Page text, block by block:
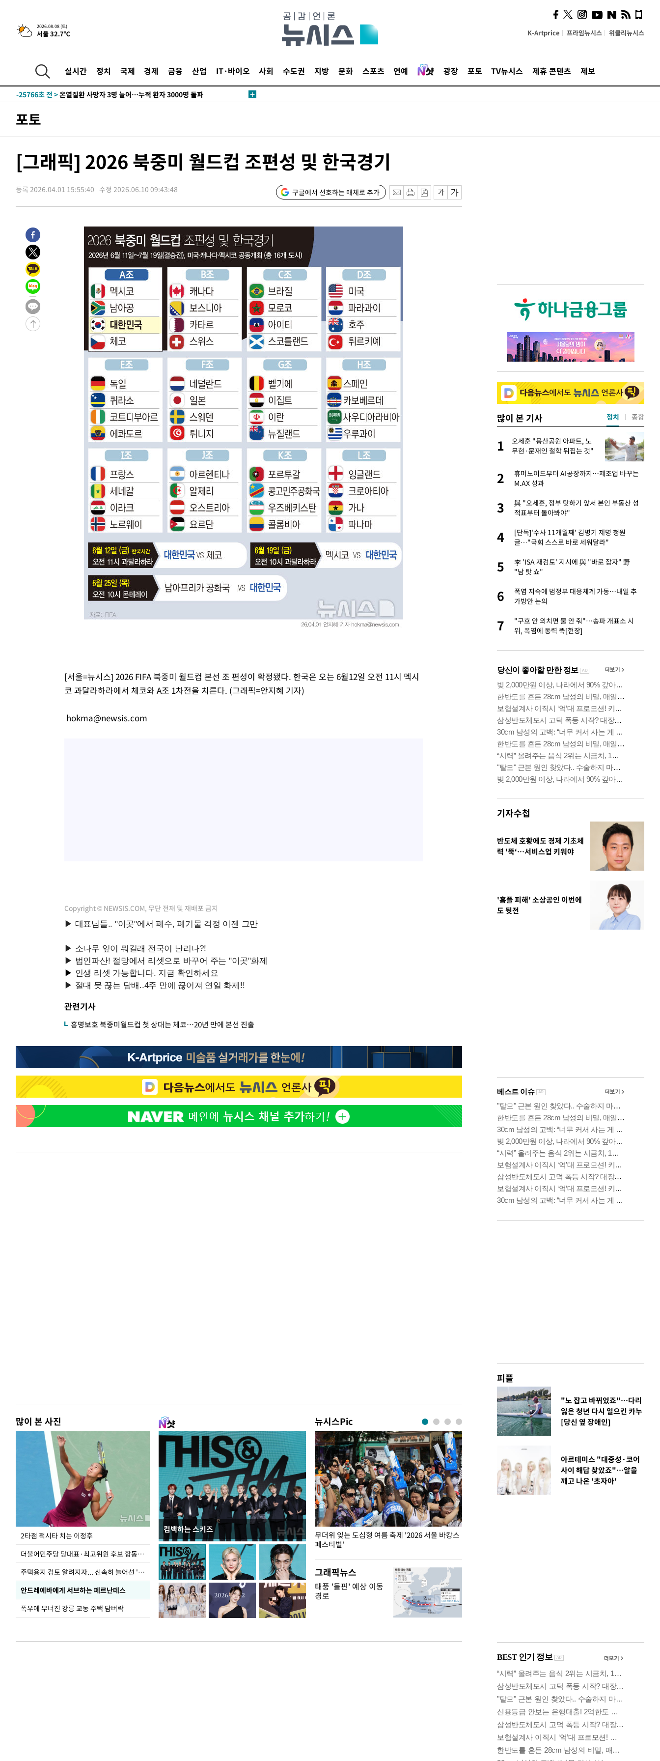
2026.08.08 (토)
서울 32.7℃ K-Artprice 프라임뉴시스 위클리뉴시스
실시간 정치 국제 경제 금융 산업 IT·바이오 사회 수도권 지방 문화 스포츠 연예 광장 포토 TV뉴시스 제휴 콘텐츠 제보
4시간 전 >[속보]뉴욕증시 상승 마감…S&P 0.6% 나스닥 1.3%↑
-27015초 전 >
[속보]이강인 "감독님이 원하는 마음 느꼈고, 많은 트로피 원해 아
틀레티코 이적"
-26797초 전 >
-25766초 전 >온열질환 사망자 3명 늘어…누적 환자 3000명 돌파
-15818초 전 >
-13528초 전 >선재도서 해루질 나섰다 실종 60대, 닷새 만에 숨진 채 발견
-10438초 전 > 여수 오동도 해상서 모터보트 전복…1명 사망·1명 실종
주 날씨]
-3683초 전 >축구협회 "압수수색·성접대 논란 사과…쇄신의 기회로 삼겠다"
-2200초 전 >[속보]'압수수색·성접대 논란' 축구협회 "실망과 걱정 안겨드려 죄
4시간 전 >
[속보]뉴욕증시 상승 마감…S&P 0.6% 나스닥 1.3%↑
-27745초 전 >
낮 최고 35도 '무더위'…동해안 시간당 30㎜ '강한 비'[내일날씨]
-27015초 전 >
[속보]이강인 "감독님이 원하는 마음 느꼈고, 많은 트로피 원해 아
틀레티코 이적"
-26797초 전 >
수도권 40도 육박 '펄펄'…동해안 일부 지역엔 호의주의보
-25766초 전 >
온열질환 사망자 3명 늘어…누적 환자 3000명 돌파
-19711초 전 >
강릉에 시간당 81.4㎜ 물폭탄…도로 잠기고 담벼락 붕괴
-15818초 전 >
백운산서 80년근 천종산삼 9뿌리 발견…감정가 1.3억원
-13528초 전 >
선재도서 해루질 나섰다 실종 60대, 닷새 만에 숨진 채 발견
남자 농구, 나고야 아시안게임서 '홈팀' 일본과 한일전
여수 오동도 해상서 모터보트 전복…1명 사망·1명 실종
극한폭염 한풀 꺾이지만…'낮 최고 35도' 무더위, 열대야 계속[다음
축구협회 "압수수색·성접대 논란 사과…쇄신의 기회로 삼겠다"
[속보]'압수수색·성접대 논란' 축구협회 "실망과 걱정 안겨드려 죄
'최고 37도' 폭염 지속…강원동해안 최대 150㎜ 비
[속보]뉴욕증시 상승 마감…S&P 0.6% 나스닥 1.3%↑
포토
[그래픽] 2026 북중미 월드컵 조편성 및 한국경기
등록 2026.04.01 15:55:40 수정 2026.06.10 09:43:48 구글에서 선호하는 매체로 추가
[서울=뉴시스] 2026 FIFA 북중미 월드컵 본선 조 편성이 확정됐다. 한국은 오는 6월12일 오전 11시 멕시
코 과달라하라에서 체코와 A조 1차전을 치른다. (그래픽=안지혜 기자)
hokma@newsis.com
Copyright © NEWSIS.COM, 무단 전재 및 재배포 금지
관련기사
홍명보호 북중미월드컵 첫 상대는 체코…20년 만에 본선 진출
많이 본 사진
2타점 적시타 치는 이정후
더불어민주당 당대표·최고위원 후보 합동연설회
주택용지 검토 알려지자... 신속히 늘어선 '근조화환'
안드레예바에게 서브하는 페르난데스
폭우에 무너진 강릉 교동 주택 담벼락
컴백하는 스키즈
뉴시스Pic
청와대 일주일
무더위 잊는 도심형 여름 축제 '2026 서울 바캉스
페스티벌'
그래픽뉴스
태풍 '돌핀' 예상 이동
경로
많이 본 기사
1
"창 3개 띄워도 답답함 없
네"…'폴드8 울트라', 일주일
써보니
2
오세훈 "용산공원 아파트, 노무현·문재인 철
학 뒤집는 것"
3
4
'폭염 휴식기' 프로야구 10개 구단, 훈련·휴
식 병행…"야외 훈련 해도 안전 최우선"
5
휴머노이드부터 AI공장까지…제조업 바꾸는
6
장 "다시 돌아올 생각?"
7
'덜 똘똘한 한 채' 시대 오나…20억대 아파트
1
오세훈 "용산공원 아파트, 노
무현·문재인 철학 뒤집는 것"
2
휴머노이드부터 AI공장까지…제조업 바꾸는
M.AX 성과
3
與 "오세훈, 정부 탓하기 앞서 본인 부동산 성
적표부터 돌아봐야"
4
[단독]'수사 11개월째' 김병기 제명 청원
글…"국회 스스로 바로 세워달라"
5
李 'ISA 재검토' 지시에 與 "바로 잡자" 野
"남 탓 쇼"
6
폭염 지속에 범정부 대응체계 가동…내일 추
가방안 논의
7
"구호 안 외치면 물 안 줘"…송파 개표소 시
위, 폭염에 동력 뚝[현장]
정치 종합
기자수첩
반도체 호황에도 경제 기초체
력 '뚝‘…서비스업 키워야
'홈플 피해' 소상공인 이번에
도 뒷전
피플
"노 잡고 바뀌었죠"…다리
잃은 청년 다시 일으킨 카누
[당신 옆 장애인]
아르테미스 "대중성·코어
사이 해답 찾았죠"…알을
깨고 나온 '초자아'